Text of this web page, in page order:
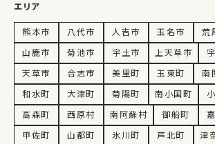
エリア
熊本市 八代市 人吉市 玉名市 荒
山鹿市
菊池市 宇土市 上天草市
天草市
合志市 美里町 玉東町 南
和水町
大津町 菊陽町 南小国町
高森町
西原村 南阿蘇村 御船町
甲佐町
山都町 氷川町 芦北町 津